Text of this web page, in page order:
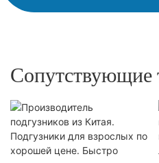
Сопутствующие